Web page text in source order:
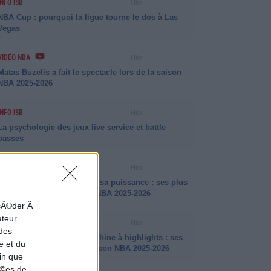
Ã
et du
que
de
NBA Cup : pourquoi la ligue tourne le dos à Las
NBA
Buzelis a fait le spectacle lors de la saison
2025-2026
ISB
La psychologie des jeux live service et battle
Jalen Johnson a fait parler sa puissance : ses plus
beaux dunks de la saison NBA 2025-2026
NBA
Amen Thompson, une machine à highlights : ses
beaux dunks de la saison NBA 2025-2026